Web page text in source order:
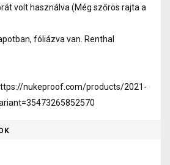
volt használva (Még szőrös rajta a
fóliázva van. Renthal
nukeproof.com/products/2021-